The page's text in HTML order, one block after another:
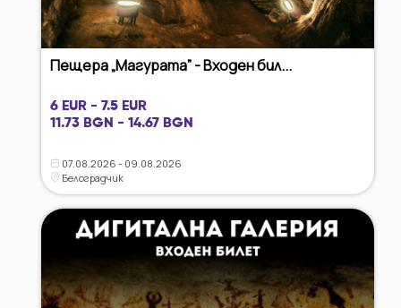
Пещера „Магурата” - Входен бил...
6 EUR - 7.5 EUR
11.73 BGN - 14.67 BGN
07.08.2026 - 09.08.2026
Белоградчик